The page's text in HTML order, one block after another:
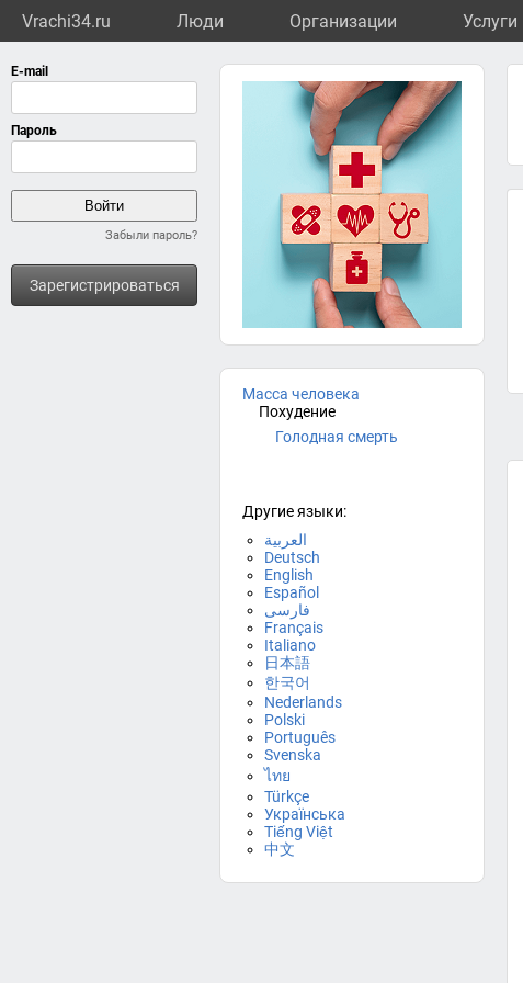
Vrachi34.ru Люди Организации Услуги
Забыли пароль?
Зарегистрироваться
Масса человека
Похудение
Голодная смерть
Другие языки:
العربية
Deutsch
English
Español
فارسی
Français
Italiano
日本語
한국어
Nederlands
Polski
Português
Svenska
ไทย
Türkçe
Українська
Tiếng Việt
中文